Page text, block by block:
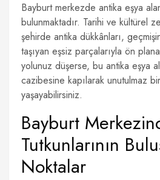
Bayburt merkezde antika eşya
bulunmaktadır. Tarihi ve kültürel
şehirde antika dükkânları,
taşıyan eşsiz parçalarıyla ön
yolunuz düşerse, bu antika eşya
cazibesine kapılarak unutulmaz
yaşayabilirsiniz.
Bayburt
Tutkunlarının
Noktalar